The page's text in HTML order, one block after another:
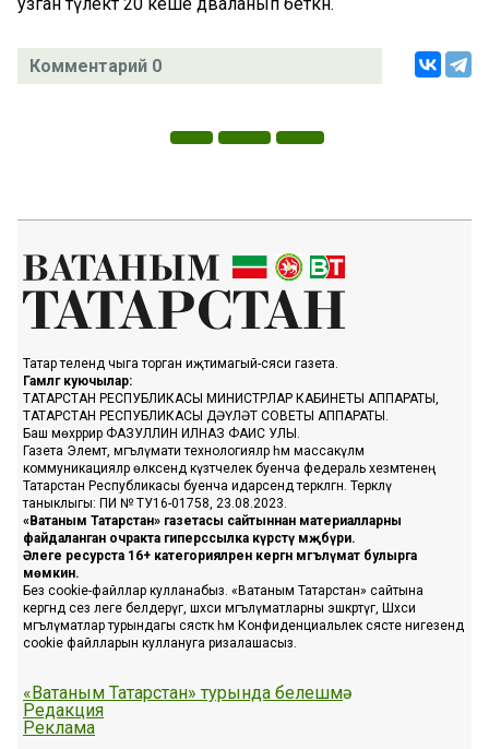
Комментарий 0
Татар телендә чыга торган иҗтимагый-сәяси газета.
Гамәлгә куючылар:
ТАТАРСТАН РЕСПУБЛИКАСЫ МИНИСТРЛАР КАБИНЕТЫ АППАРАТЫ,
ТАТАРСТАН РЕСПУБЛИКАСЫ ДӘҮЛӘТ СОВЕТЫ АППАРАТЫ.
Баш мөхәррир ФАЗУЛЛИН ИЛНАЗ ФАИС УЛЫ.
Газета Элемтә, мәгълүмати технологияләр һәм массакүләм
коммуникацияләр өлкәсендә күзәтчелек буенча федераль хезмәтенең
Татарстан Республикасы буенча идарәсендә теркәлгән. Теркәлү
таныклыгы: ПИ № ТУ16-01758, 23.08.2023.
«Ватаным Татарстан» газетасы сайтыннан материалларны
файдаланган очракта гиперссылка күрсәтү мәҗбүри.
Әлеге ресурста 16+ категорияләренә кергән мәгълүмат булырга
мөмкин.
Без cookie-файллар кулланабыз. «Ватаным Татарстан» сайтына
кергәндә сез әлеге белдерүгә, шәхси мәгълүматларны эшкәртүгә, Шәхси
мәгълүматлар турындагы сәясәткә һәм Конфиденциальлек сәясәте нигезендә
cookie файлларын куллануга ризалашасыз.
«Ватаным Татарстан» турында белешмә
Редакция
Реклама